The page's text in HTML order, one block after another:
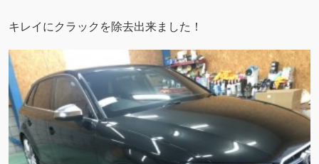
キレイにクラックを除去出来ました！